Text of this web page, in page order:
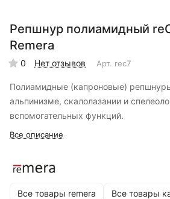
Репшнур полиамидный
Remera
0 Нет отзывов Арт. rec7
Полиамидные (капроновые)
альпинизме, скалолазании и
вспомогательных функций.
Все описание
Все товары remera Все товары